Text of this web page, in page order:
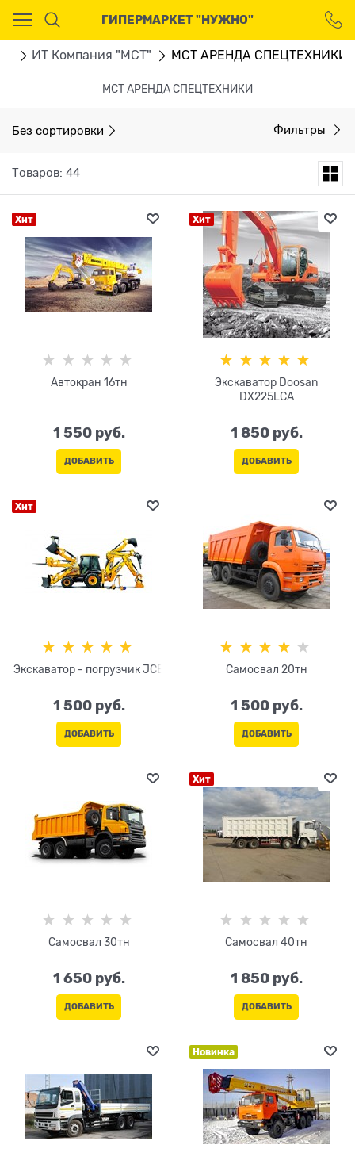
ГИПЕРМАРКЕТ "НУЖНО"
ИТ Компания "МСТ" МСТ АРЕНДА СПЕЦТЕХНИКИ
МСТ АРЕНДА СПЕЦТЕХНИКИ
Без сортировки Фильтры
Товаров: 44
Хит
Автокран 16тн
1 550 руб.
ДОБАВИТЬ
Хит
Экскаватор Doosan
DX225LCA
1 850 руб.
ДОБАВИТЬ
Хит
Экскаватор - погрузчик JCB
1 500 руб.
ДОБАВИТЬ
Самосвал 20тн
1 500 руб.
ДОБАВИТЬ
Самосвал 30тн
1 650 руб.
ДОБАВИТЬ
Хит
Самосвал 40тн
1 850 руб.
ДОБАВИТЬ
Новинка
Ваш город - Москва,
угадали?
ДА НЕТ